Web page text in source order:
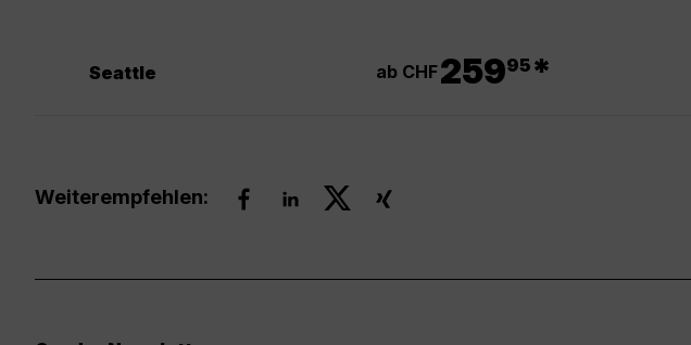
Seattle ab CHF25995 *
Weiterempfehlen: